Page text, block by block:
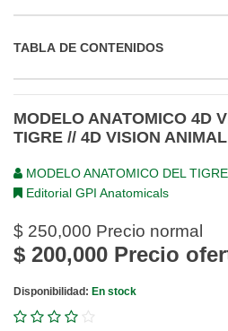
TABLA DE CONTENIDOS
MODELO ANATOMICO 4D
TIGRE // 4D VISION
MODELO ANATOMICO DEL TIGRE
Editorial GPI Anatomicals
$ 250,000 Precio normal
$ 200,000 Precio
Disponibilidad: En stock